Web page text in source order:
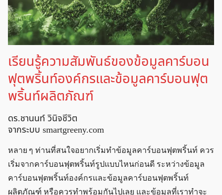
เรียนรู้ความสัมพันธ์ของข้อมูลคาร์บอน
ฟุตพริ้นท์องค์กรและข้อมูลคาร์บอนฟุต
พริ้นท์ผลิตภัณฑ์
ดร.ชานนท์ วินิจชีวิต
จากระบบ smartgreeny.com
หลาย ๆ ท่านที่สนใจอยากเริ่มทำข้อมูลคาร์บอนฟุตพริ้นท์ ควร
เริ่มจากคาร์บอนฟุตพริ้นท์รูปแบบไหนก่อนดี ระหว่างข้อมูล
คาร์บอนฟุตพริ้นท์องค์กรและข้อมูลคาร์บอนฟุตพริ้นท์
ผลิตภัณฑ์ หรือควรทำพร้อมกันไปเลย และข้อมูลที่เราทำจะ